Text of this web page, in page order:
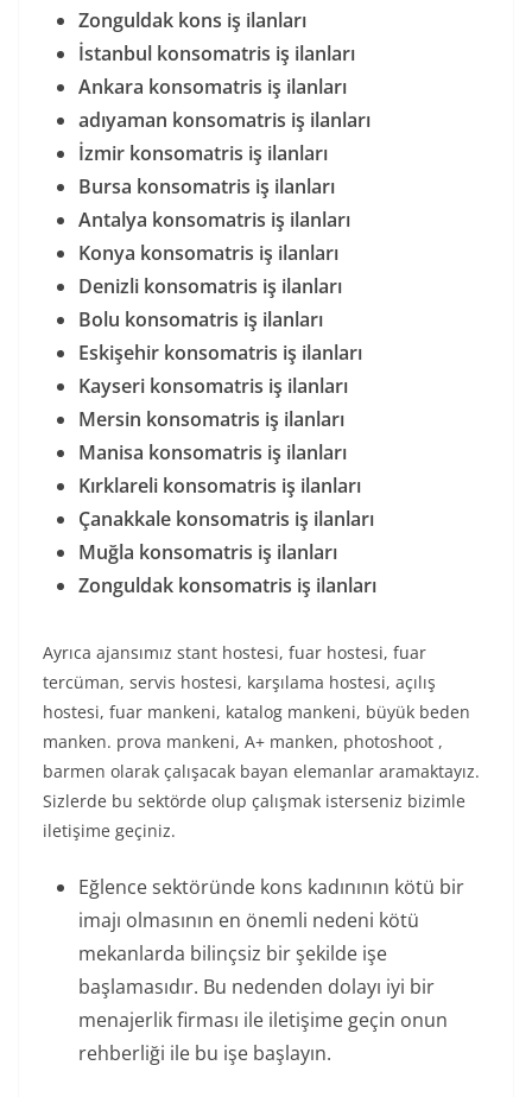
Zonguldak kons iş ilanları
İstanbul konsomatris iş ilanları
Ankara konsomatris iş ilanları
adıyaman konsomatris iş ilanları
İzmir konsomatris iş ilanları
Bursa konsomatris iş ilanları
Antalya konsomatris iş ilanları
Konya konsomatris iş ilanları
Denizli konsomatris iş ilanları
Bolu konsomatris iş ilanları
Eskişehir konsomatris iş ilanları
Kayseri konsomatris iş ilanları
Mersin konsomatris iş ilanları
Manisa konsomatris iş ilanları
Kırklareli konsomatris iş ilanları
Çanakkale konsomatris iş ilanları
Muğla konsomatris iş ilanları
Zonguldak konsomatris iş ilanları
Ayrıca ajansımız stant hostesi, fuar hostesi, fuar
tercüman, servis hostesi, karşılama hostesi, açılış
hostesi, fuar mankeni, katalog mankeni, büyük beden
manken. prova mankeni, A+ manken, photoshoot ,
barmen olarak çalışacak bayan elemanlar aramaktayız.
Sizlerde bu sektörde olup çalışmak isterseniz bizimle
iletişime geçiniz.
Eğlence sektöründe kons kadınının kötü bir
imajı olmasının en önemli nedeni kötü
mekanlarda bilinçsiz bir şekilde işe
başlamasıdır. Bu nedenden dolayı iyi bir
menajerlik firması ile iletişime geçin onun
rehberliği ile bu işe başlayın.